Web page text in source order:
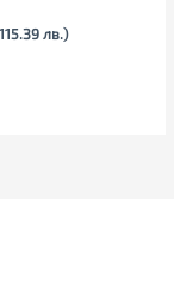
лв.)